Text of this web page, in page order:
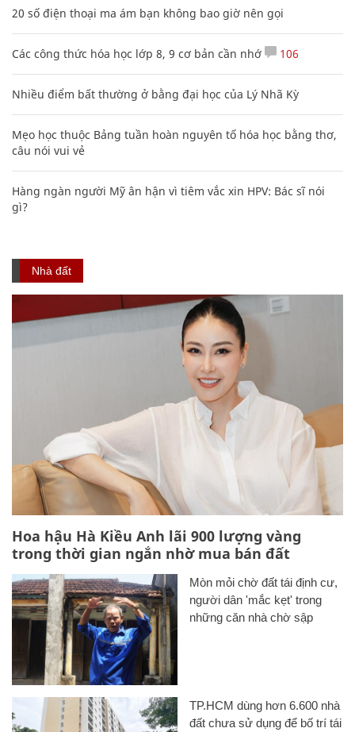
20 số điện thoại ma ám bạn không bao giờ nên gọi
Các công thức hóa học lớp 8, 9 cơ bản cần nhớ 106
Nhiều điểm bất thường ở bằng đại học của Lý Nhã Kỳ
Mẹo học thuộc Bảng tuần hoàn nguyên tố hóa học bằng thơ,
câu nói vui vẻ
Hàng ngàn người Mỹ ân hận vì tiêm vắc xin HPV: Bác sĩ nói
gì?
Nhà đất
Hoa hậu Hà Kiều Anh lãi 900 lượng vàng
trong thời gian ngắn nhờ mua bán đất
Mòn mỏi chờ đất tái định cư,
người dân 'mắc kẹt' trong
những căn nhà chờ sập
TP.HCM dùng hơn 6.600 nhà
đất chưa sử dụng để bố trí tái